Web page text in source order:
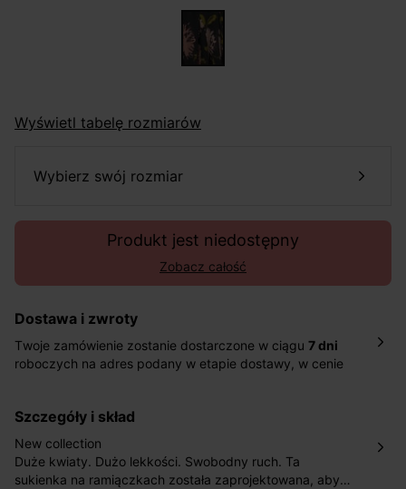
Wyświetl tabelę rozmiarów
wybierz swój rozmiar
Produkt jest niedostępny
Zobacz całość
Dostawa i zwroty
Twoje zamówienie zostanie dostarczone w ciągu 7 dni
roboczych na adres podany w etapie dostawy, w cenie
pośrednictwem DHL Express.
Nowość: Zamówienia dostarczamy w ciągu 4-6 dni
roboczych do wybranego przez Ciebie paczkomatu , a
koszt przesyłki wynosi 9,40 zł.
szczegóły i skład
New collection
Duże kwiaty. Dużo lekkości. Swobodny ruch. Ta
sukienka na ramiączkach została zaprojektowana, aby